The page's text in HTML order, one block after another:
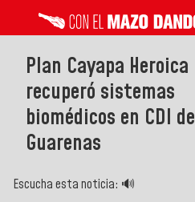
Plan Cayapa Heroica
recuperó sistemas
biomédicos en CDI de
Guarenas
Escucha esta noticia: 🔊